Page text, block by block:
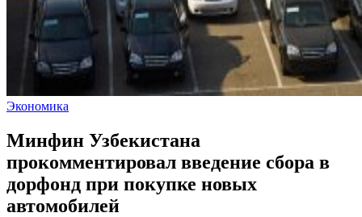
Экономика
Минфин Узбекистана
прокомментировал введение сбора в
дорфонд при покупке новых
автомобилей